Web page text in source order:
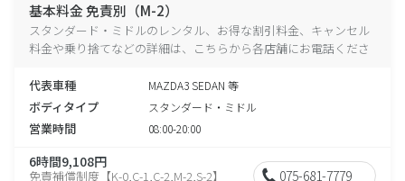
基本料金 免責別（M-2）
スタンダード・ミドルのレンタル、お得な割引料金、キャンセル
料金や乗り捨てなどの詳細は、こちらから各店舗にお電話くださ
代表車種
MAZDA3 SEDAN 等
ボディタイプ スタンダード・ミドル
営業時間 08:00-20:00
6時間9,108円
免責補償制度【K-0,C-1,C-2,M-2,S-2】 075-681-7779